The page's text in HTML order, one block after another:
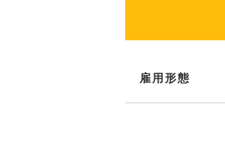
雇用形態